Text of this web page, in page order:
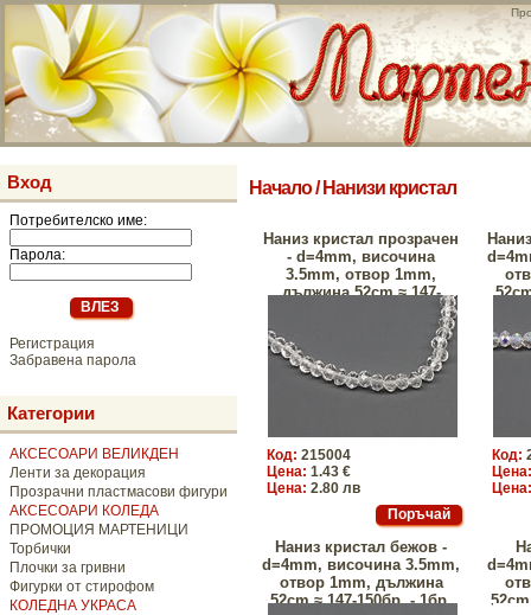
Вход
Потребителско име:
Парола:
Регистрация
Забравена парола
Категории
АКСЕСОАРИ ВЕЛИКДЕН
Ленти за декорация
Прозрачни пластмасови фигури
АКСЕСОАРИ КОЛЕДА
ПРОМОЦИЯ МАРТЕНИЦИ
Торбички
Плочки за гривни
Фигурки от стирофом
КОЛЕДНА УКРАСА
Начало/ Нанизи кристал
Наниз кристал прозрачен
- d=4mm, височина
3.5mm, отвор 1mm,
дължина 52сm ≈ 147-
Код: 215004
Цена: 1.43 €
Цена: 2.80 лв
Код:
Наниз кристал бежов -
d=4mm, височина 3.5mm,
отвор 1mm, дължина
52сm ≈ 147-150бр. - 1бр.